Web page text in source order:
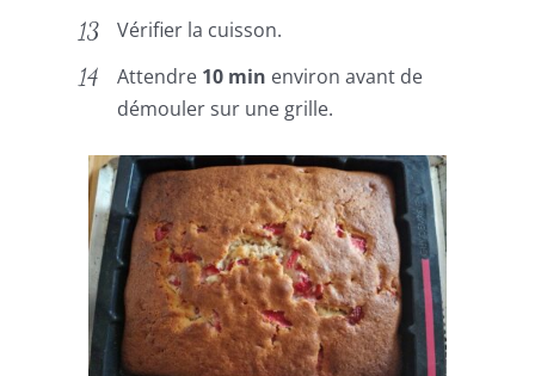
Vérifier la cuisson.
Attendre 10 min environ avant de
démouler sur une grille.